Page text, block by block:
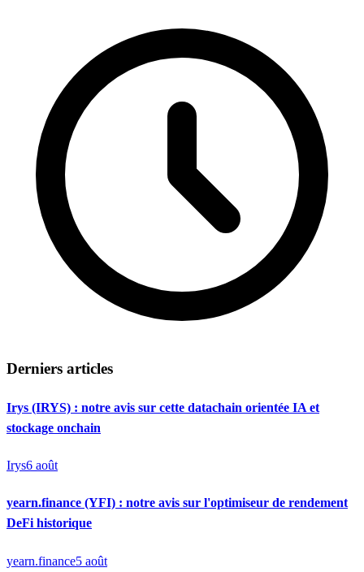
Derniers articles
Irys (IRYS) : notre avis sur cette datachain orientée IA et
stockage onchain
Irys6 août
yearn.finance (YFI) : notre avis sur l'optimiseur de rendement
DeFi historique
yearn.finance5 août